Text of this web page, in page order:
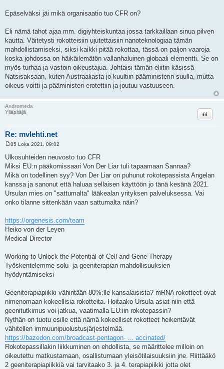
Epäselväksi jäi mikä organisaatio tuo CFR on?
Eli nämä tahot ajaa mm. digiyhteiskuntaa jossa tarkkaillaan sinua pilven
kautta. Väitetysti rokotteisiin ujutettaisiin nanoteknologiaa tämän
mahdollistamiseksi, siksi kaikki pitää rokottaa, tässä on paljon vaaroja
koska johdossa on häikäilemätön vallanhaluinen globaali elementti. Se on
myös turhaa ja vastoin oikeustajua. Johtaisi tämän eliitin käsissä
Natsisaksaan, kuten Austraaliasta jo kuultiin pääministerin suulla, mutta
oikeus voitti ja pääministeri erotettiin ja joutuu vastuuseen.
Andromeda
Ylläpitäjä
Re: mvlehti.net
Lainaa
i
e
s
t
i
05 Loka 2021, 09:02
Ulkosuhteiden neuvosto tuo CFR
Miksi EU:n pääkomissaari Von Der Liar tuli tapaamaan Sannaa?
Mikä on todellinen syy? Von Der Liar on puhunut rokotepassista Angelan
kanssa ja sanonut että haluaa sellaisen käyttöön jo tänä kesänä 2021.
Ursulan mies on "sattumalta" lääkealan yrityksen palveluksessa. Vai
onko tilanne sittenkään vaan sattumalta näin?
https://orgenesis.com/team
Heiko von der Leyen
Medical Director
Working to Unlock the Potential of Cell and Gene Therapy
Työskentelemme solu- ja geeniterapian mahdollisuuksien
hyödyntämiseksi
Geeniterapiapiikki vähintään 80%:lle kansalaisista? mRNA rokotteet ovat
nimenomaan kokeellisia rokotteita. Hoitaako Ursula asiat niin että
geenitutkimus voi jatkua, vaatimalla EU:iin rokotepassin?
Nythän on tuotu esille että nämä kokeelliset rokotteet heikentävät
vähitellen immuunipuolustusjärjestelmää.
https://bazedon.com/broadcast-pentagon- ... accinated/
Rokotepassillakin liikkuminen on ehdollista, se määrittelee milloin on
oikeutettu matkustamaan, osallistumaan yleisötilaisuuksiin jne. Riittääkö
2 geeniterapiapiikkiä vai tarvitaako 3. ja 4. terapiapiikki jotta olet